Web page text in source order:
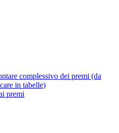
complessivo dei premi (da
in tabelle)
premi